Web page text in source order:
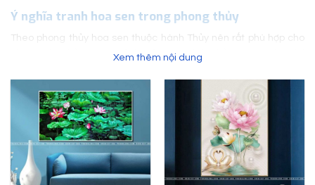
Ý nghĩa tranh hoa sen trong phong thủy
Theo phong thủy hoa sen thuộc hành Thủy nên rất phù hợp cho
những gia chủ mang mệnh Mộc và mệnh Thủy. Nó sẽ đem lại
bạn cần nên biết.
Tranh hoa sen trắng
Hoa sen trắng luôn nhẹ nhàng, tinh tế và thuần khiết luôn biết
cách vươn mình lên khoe sắc dù có ở trong vũng bùn lầy hôi tanh.
Sức sống, bền bỉ dẻo dai của loài hoa này thể hiện tinh thần mạnh
Xem thêm nội dung